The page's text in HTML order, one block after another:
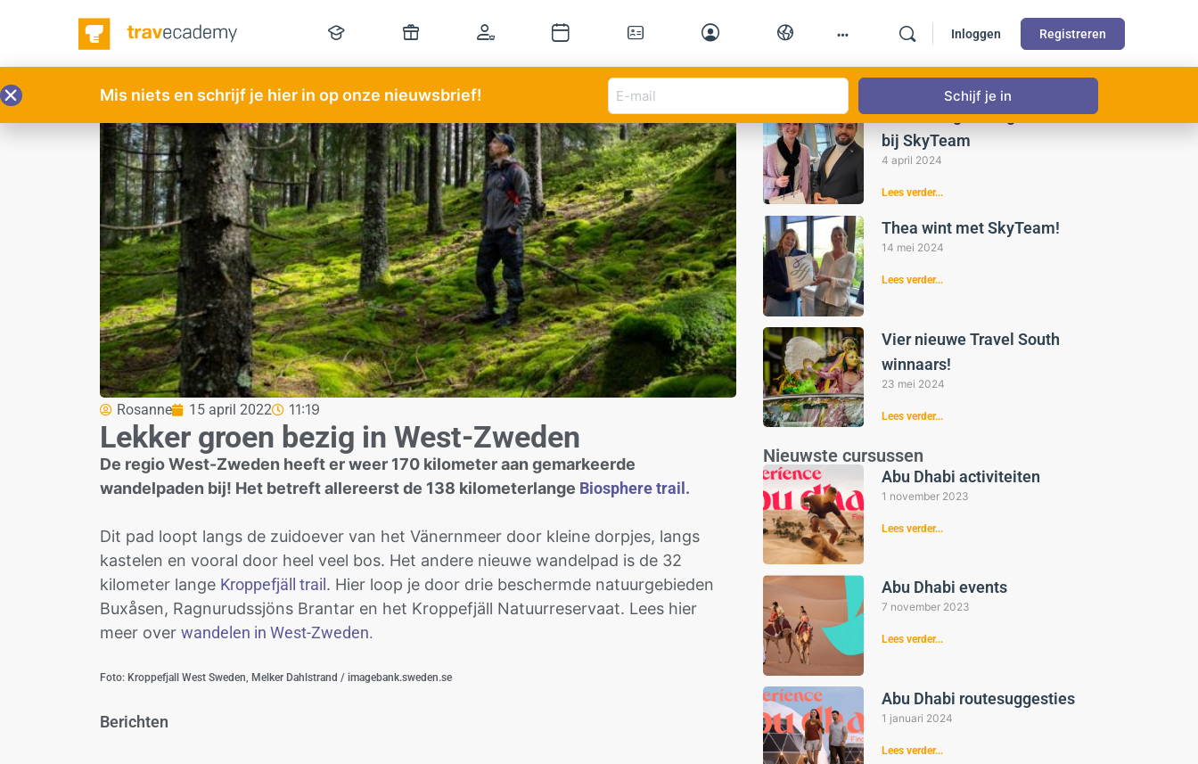
Inloggen Registreren
Rosanne 15 april 2022 11:19
Lekker groen bezig in West-Zweden
De regio West-Zweden heeft er weer 170 kilometer aan gemarkeerde
wandelpaden bij! Het betreft allereerst de 138 kilometerlange Biosphere trail .
Dit pad loopt langs de zuidoever van het Vänernmeer door kleine dorpjes, langs
kastelen en vooral door heel veel bos. Het andere nieuwe wandelpad is de 32
kilometer lange Kroppefjäll trail . Hier loop je door drie beschermde natuurgebieden
Buxåsen, Ragnurudssjöns Brantar en het Kroppefjäll Natuurreservaat. Lees hier
meer over wandelen in West-Zweden.
Foto: Kroppefjall West Sweden, Melker Dahlstrand / imagebank.sweden.se
Berichten
Weer een gelukkige winnaar
bij SkyTeam
4 april 2024
Lees verder...
Thea wint met SkyTeam!
14 mei 2024
Lees verder...
Vier nieuwe Travel South
winnaars!
23 mei 2024
Lees verder...
Nieuwste cursussen
Abu Dhabi activiteiten
1 november 2023
Lees verder...
Abu Dhabi events
7 november 2023
Lees verder...
Abu Dhabi routesuggesties
1 januari 2024
Lees verder...
Mis niets en schrijf je hier in op onze nieuwsbrief!
E-
mail
adres
(Vereist)